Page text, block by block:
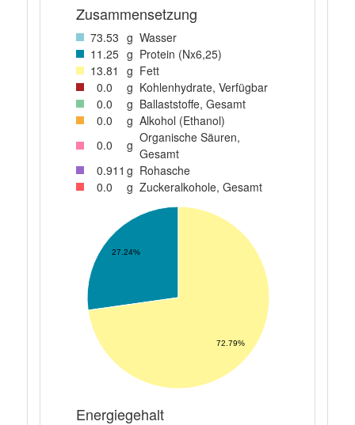
Zusammensetzung
73.53 g Wasser
11 .25 g Protein (Nx6,25)
13.81 g Fett
0.0 g Kohlenhydrate, Verfügbar
0.0 g Ballaststoffe, Gesamt
0.0 g Alkohol (Ethanol)
0.0 g Organische Säuren,
Gesamt
0.911 g Rohasche
0.0 g Zuckeralkohole, Gesamt
27.24%
72.79%
Energiegehalt